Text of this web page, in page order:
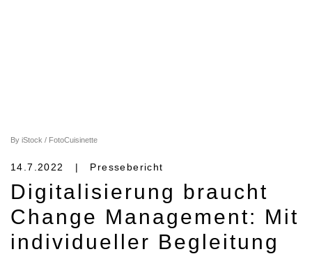
By iStock / FotoCuisinette
14.7.2022 | Pressebericht
Digitalisierung braucht
Change Management: Mit
individueller Begleitung